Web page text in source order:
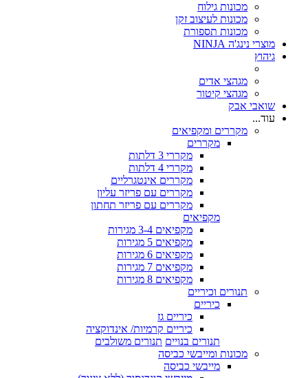
מכונות גילוח
מכונות לעיצוב זקן
מכונות תספורת
מוצרי נינג'ה NINJA
גיהוץ
מגהצי אדים
מגהצי קיטור
שואבי אבק
עוד...
מקררים ומקפיאים
מקררים
מקררי 3 דלתות
מקררי 4 דלתות
מקררים אינטגרליים
מקררים עם פריזר עליון
מקררים עם פריזר תחתון
מקפיאים
מקפיאים 3-4 מגירות
מקפיאים 5 מגירות
מקפיאים 6 מגירות
מקפיאים 7 מגירות
מקפיאים 8 מגירות
תנורים וכיריים
כיריים
כיריים גז
כיריים קרמיות/ אינדוקציה
תנורים בנויים תנורים משולבים
מכונות ומייבשי כביסה
מייבשי כביסה